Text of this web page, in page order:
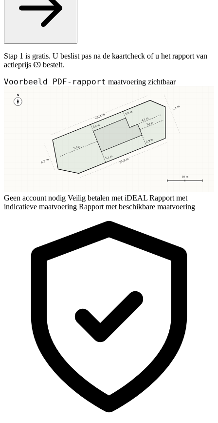
Stap 1 is gratis. U beslist pas na de kaartcheck of u het rapport van
actieprijs €9 bestelt.
Voorbeeld PDF-rapport maatvoering zichtbaar
N
10 m
3,8 m
3,8 m
5,1 m
2,9 m
7,2 m
3,4 m
4,1 m
25,4 m
23,8 m
8,2 m
9,1 m
Geen account nodig Veilig betalen met iDEAL Rapport met
indicatieve maatvoering Rapport met beschikbare maatvoering